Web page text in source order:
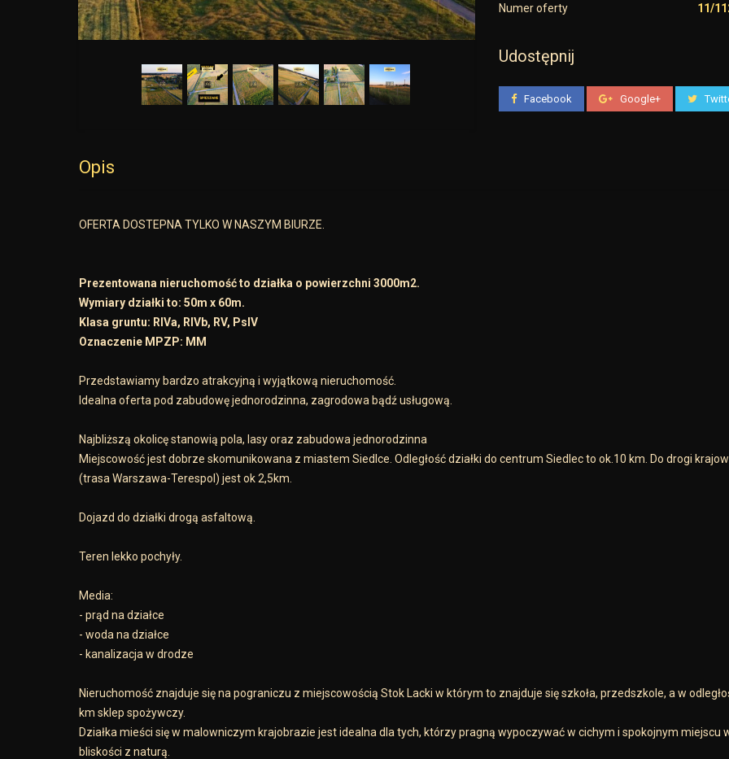
Numer oferty 11/
Udostępnij
Facebook Google+
Opis
OFERTA DOSTEPNA TYLKO W NASZYM BIURZE.
Prezentowana nieruchomość to działka o powierzchni 3000m2.
Wymiary działki to: 50m x 60m.
Klasa gruntu: RIVa, RIVb, RV, PsIV
Oznaczenie MPZP: MM
Przedstawiamy bardzo atrakcyjną i wyjątkową nieruchomość.
Idealna oferta pod zabudowę jednorodzinna, zagrodowa bądź usługową.
Najbliższą okolicę stanowią pola, lasy oraz zabudowa jednorodzinna
Miejscowość jest dobrze skomunikowana z miastem Siedlce. Odległość działki do centrum Siedlec to ok.10 km. Do drogi
(trasa Warszawa-Terespol) jest ok 2,5km.
Dojazd do działki drogą asfaltową.
Teren lekko pochyły.
Media:
- prąd na działce
- woda na działce
- kanalizacja w drodze
Nieruchomość znajduje się na pograniczu z miejscowością Stok Lacki w którym to znajduje się szkoła, przedszkole, a w
km sklep spożywczy.
Działka mieści się w malowniczym krajobrazie jest idealna dla tych, którzy pragną wypoczywać w cichym i spokojnym miejscu
bliskości z naturą.